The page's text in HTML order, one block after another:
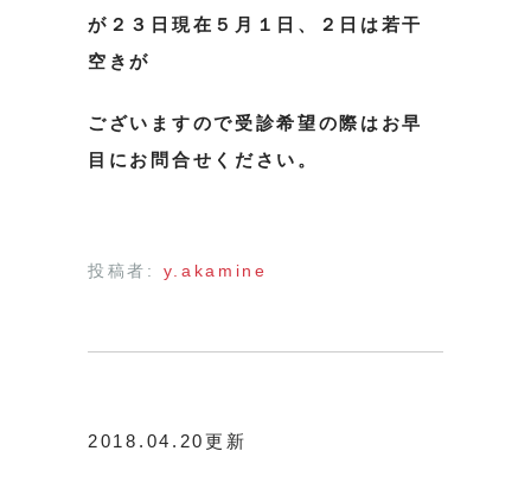
が２３日現在５月１日、２日は若干
空きが
ございますので受診希望の際はお早
目にお問合せください。
投稿者: y.akamine
2018.04.20更新